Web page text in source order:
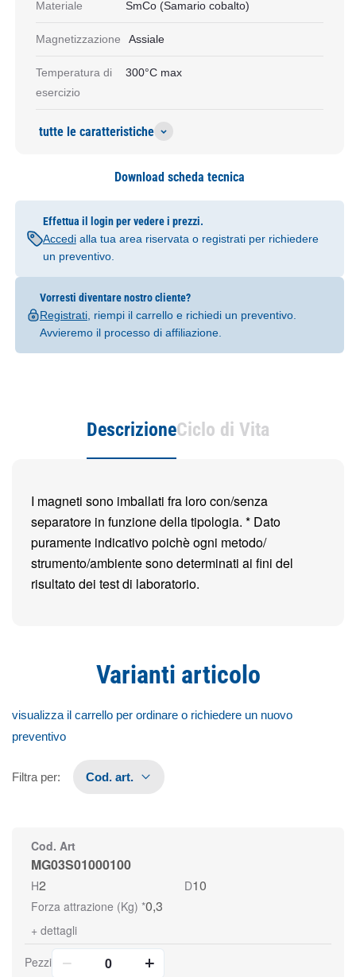
Materiale SmCo (Samario cobalto)
Magnetizzazione Assiale
Temperatura di
esercizio
300°C max
tutte le caratteristiche
Download scheda tecnica
Effettua il login per vedere i prezzi.
Accedialla tua area riservata o registrati per richiedere
un preventivo.
Vorresti diventare nostro cliente?
Registrati, riempi il carrello e richiedi un preventivo.
Avvieremo il processo di affiliazione.
DescrizioneCiclo di Vita
I magneti sono imballati fra loro con/senza
separatore in funzione della tipologia. * Dato
puramente indicativo poichè ogni metodo/
strumento/ambiente sono determinati ai fini del
risultato dei test di laboratorio.
Varianti articolo
visualizza il carrello per ordinare o richiedere un nuovo
preventivo
Filtra per: Cod. art.
Cod. Art
MG03S01000100
H2 D10
Forza attrazione (Kg) *0,3
+ dettagli
Pezzi